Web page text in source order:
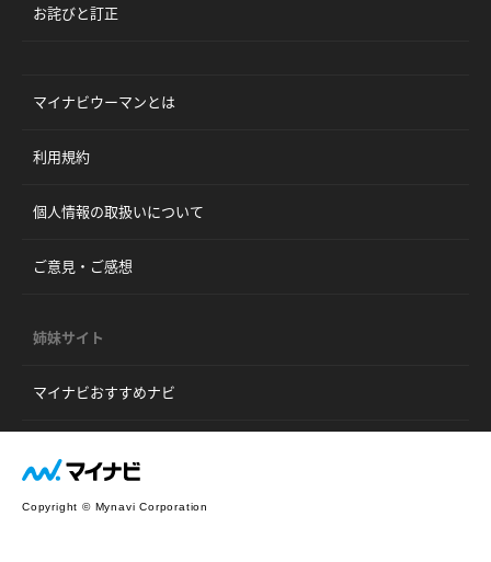
お詫びと訂正
マイナビウーマンとは
利用規約
個人情報の取扱いについて
ご意見・ご感想
姉妹サイト
マイナビおすすめナビ
Copyright © Mynavi Corporation